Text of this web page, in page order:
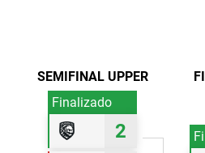
SEMIFINAL UPPER
Finalizado
2